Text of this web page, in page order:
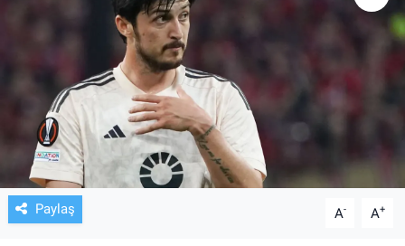
Paylaş A- A+
TV VE SİNEMA
BASKETBOL
SAĞLIK
GENEL
KÜLTÜR SANAT